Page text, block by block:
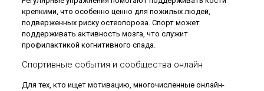
крепкими, что особенно ценно для пожилых людей,
подверженных риску остеопороза. Спорт может
поддерживать активность мозга, что служит
профилактикой когнитивного спада.
Спортивные события и сообщества онлайн
Для тех, кто ищет мотивацию, многочисленные онлайн-